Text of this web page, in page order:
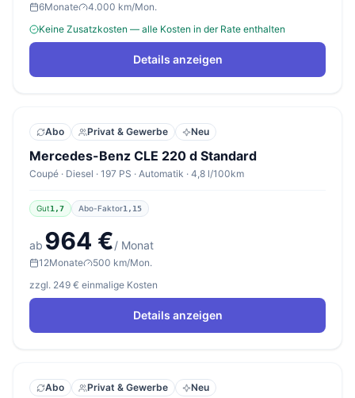
6Monate
4.000 km/Mon.
Keine Zusatzkosten — alle Kosten in der Rate enthalten
Details anzeigen
Abo Privat & Gewerbe Neu
Mercedes-Benz CLE 220 d Standard
Coupé · Diesel · 197 PS · Automatik · 4,8 l/100km
Gut1,7 Abo-Faktor1,15
ab 964 €/ Monat
12Monate
500 km/Mon.
zzgl. 249 € einmalige Kosten
Details anzeigen
Abo Privat & Gewerbe Neu